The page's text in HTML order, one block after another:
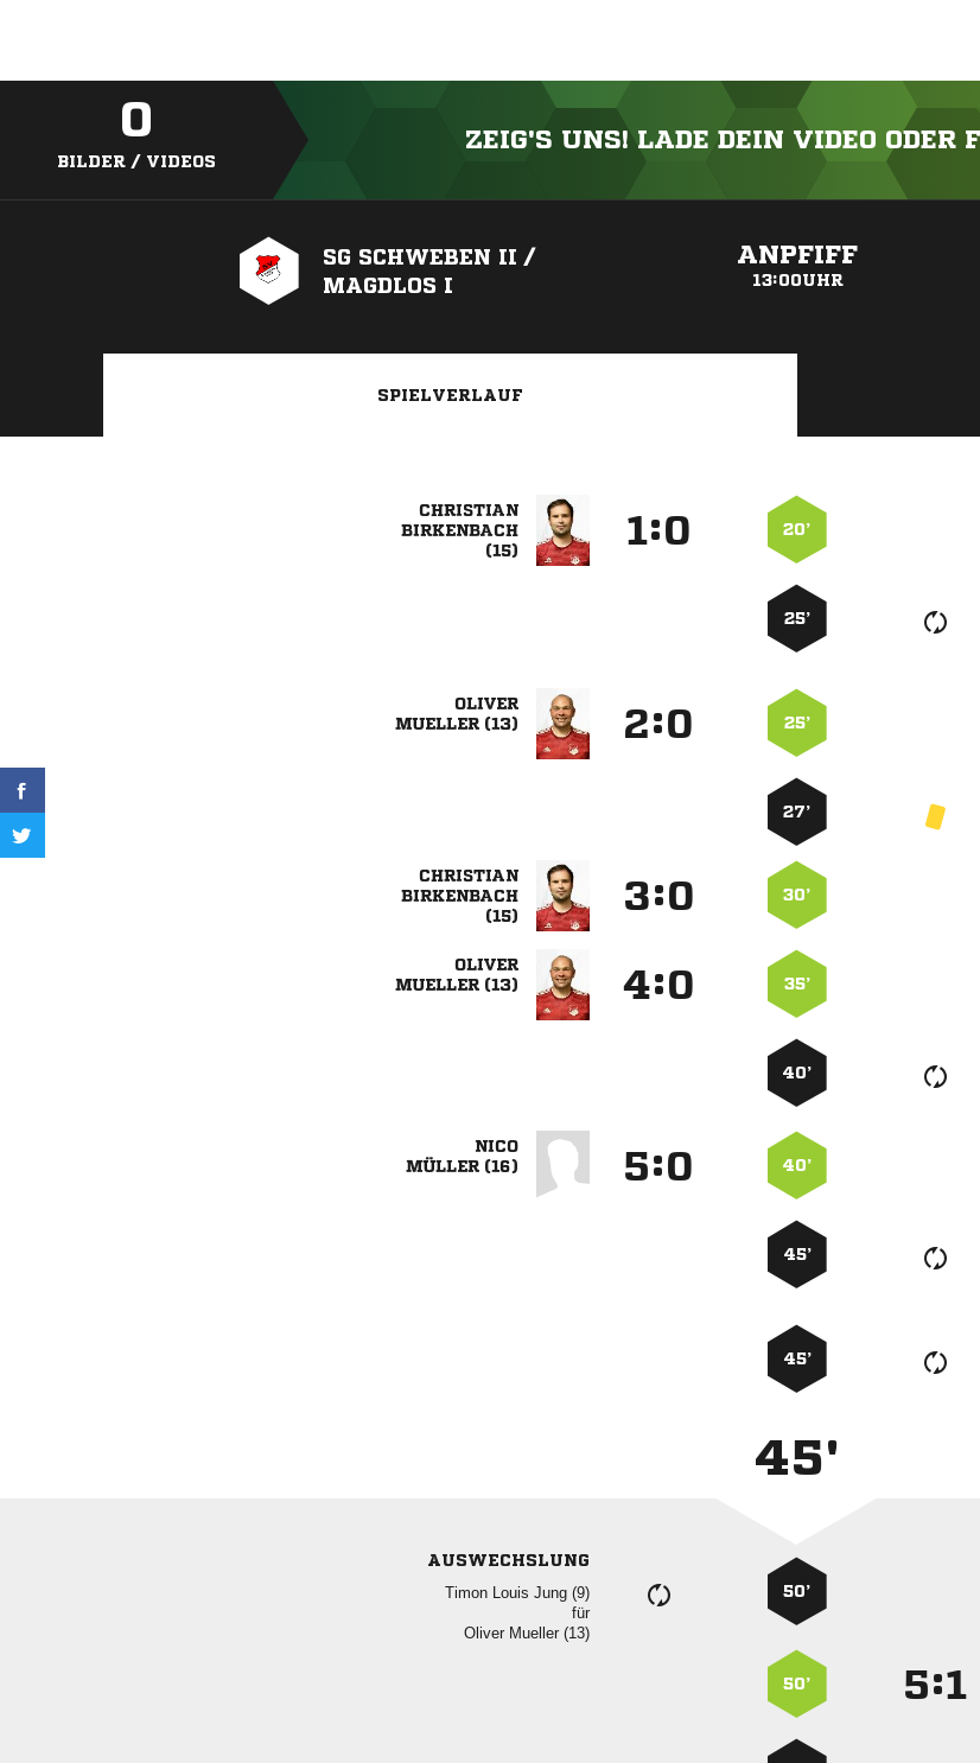
0
BILDER / VIDEOS
ZEIG'S UNS! LADE DEIN VIDEO ODER
SG SCHWEBEN II /
MAGDLOS I
ANPFIFF
13:00UHR
SPIELVERLAUF



: 20’
25’

 
: 25’
27’



: 30’

 
: 35’
40’

 
: 40’
45’
45’
45'
AUSWECHSLUNG
   
für
  
50’
50’ :